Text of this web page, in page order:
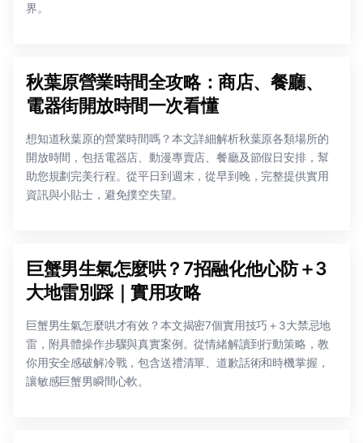
界。
秋葉原營業時間全攻略：商店、餐廳、
電器街開放時間一次看懂
想知道秋葉原的營業時間嗎？本文詳細解析秋葉原各類場所的
開放時間，包括電器店、動漫專賣店、餐廳及節假日安排，幫
助您規劃完美行程。從平日到週末，從早到晚，完整提供實用
資訊與小貼士，避免撲空失望。
巨蟹男生氣怎麼哄？7招融化他心防＋3
大地雷別踩｜實用攻略
巨蟹男生氣怎麼哄才有效？本文揭密7個實用技巧＋3大禁忌地
雷，附具體操作步驟與真實案例。從情緒解讀到行動策略，教
你用安全感破解冷戰，包含送禮清單、道歉話術和時機掌握，
讓敏感巨蟹男瞬間心軟。